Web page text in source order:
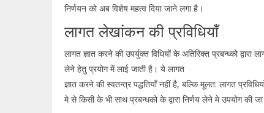
निर्णयन को अब विशेष महत्व दिया जाने लगा है।
लागत लेखांकन की प्रविधियॉं
लागत ज्ञात करने की उपर्युक्त विधियों के अतिरिक्त प्रबन्ध्को
लेने हेतु प्रयोग में लाई जाती है। ये लागत
ज्ञात करने की स्वतन्त्र पद्धतियॉं नहीं है, बल्कि मूलत: लागत
मे से किसी के भी साथ प्रबन्धको के द्वारा निर्णय लेने मे उपयोग की